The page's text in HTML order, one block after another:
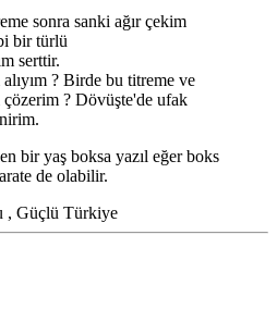
sonra sanki ağır çekim
bir türlü
serttir.
? Birde bu titreme ve
çözerim ? Dövüşte'de ufak
bir yaş boksa yazıl eğer boks
de olabilir.
, Güçlü Türkiye